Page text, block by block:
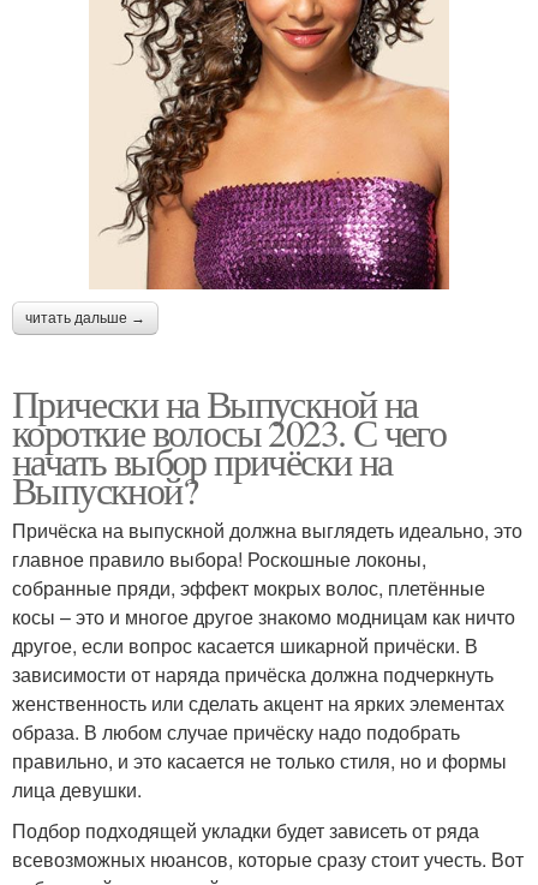
читать дальше →
Прически на Выпускной на
короткие волосы 2023. С чего
начать выбор причёски на
Выпускной?
Причёска на выпускной должна выглядеть идеально, это
главное правило выбора! Роскошные локоны,
собранные пряди, эффект мокрых волос, плетённые
косы – это и многое другое знакомо модницам как ничто
другое, если вопрос касается шикарной причёски. В
зависимости от наряда причёска должна подчеркнуть
женственность или сделать акцент на ярких элементах
образа. В любом случае причёску надо подобрать
правильно, и это касается не только стиля, но и формы
лица девушки.
Подбор подходящей укладки будет зависеть от ряда
всевозможных нюансов, которые сразу стоит учесть. Вот